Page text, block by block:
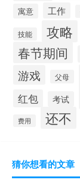
寓意 工作
技能 攻略
春节期间
游戏 父母
红包 考试
费用 还不
猜你想看的文章